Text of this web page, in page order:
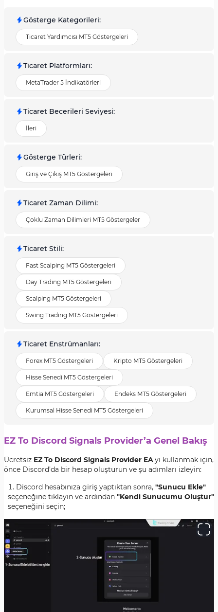
Gösterge Kategorileri:
Ticaret Yardımcısı MT5 Göstergeleri
Ticaret Platformları:
MetaTrader 5 İndikatörleri
Ticaret Becerileri Seviyesi:
İleri
Gösterge Türleri:
Giriş ve Çıkış MT5 Göstergeleri
Ticaret Zaman Dilimi:
Çoklu Zaman Dilimleri MT5 Göstergeler
Ticaret Stili:
Fast Scalping MT5 Göstergeleri
Day Trading MT5 Göstergeleri
Scalping MT5 Göstergeleri
Swing Trading MT5 Göstergeleri
Ticaret Enstrümanları:
Forex MT5 Göstergeleri Kripto MT5 Göstergeleri
Hisse Senedi MT5 Göstergeleri
Emtia MT5 Göstergeleri Endeks MT5 Göstergeleri
Kurumsal Hisse Senedi MT5 Göstergeleri
EZ To Discord Signals Provider’a Genel Bakış
Ücretsiz EZ To Discord Signals Provider EA'yı kullanmak için,
önce Discord’da bir hesap oluşturun ve şu adımları izleyin:
Discord hesabınıza giriş yaptıktan sonra, "Sunucu Ekle"
seçeneğine tıklayın ve ardından "Kendi Sunucumu Oluştur"
seçeneğini seçin;